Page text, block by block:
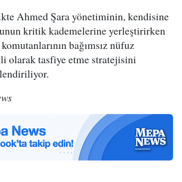
Ahmed Şara yönetiminin, kendisine
kritik kademelerine yerleştirirken
bağımsız nüfuz
olarak tasfiye etme stratejisini